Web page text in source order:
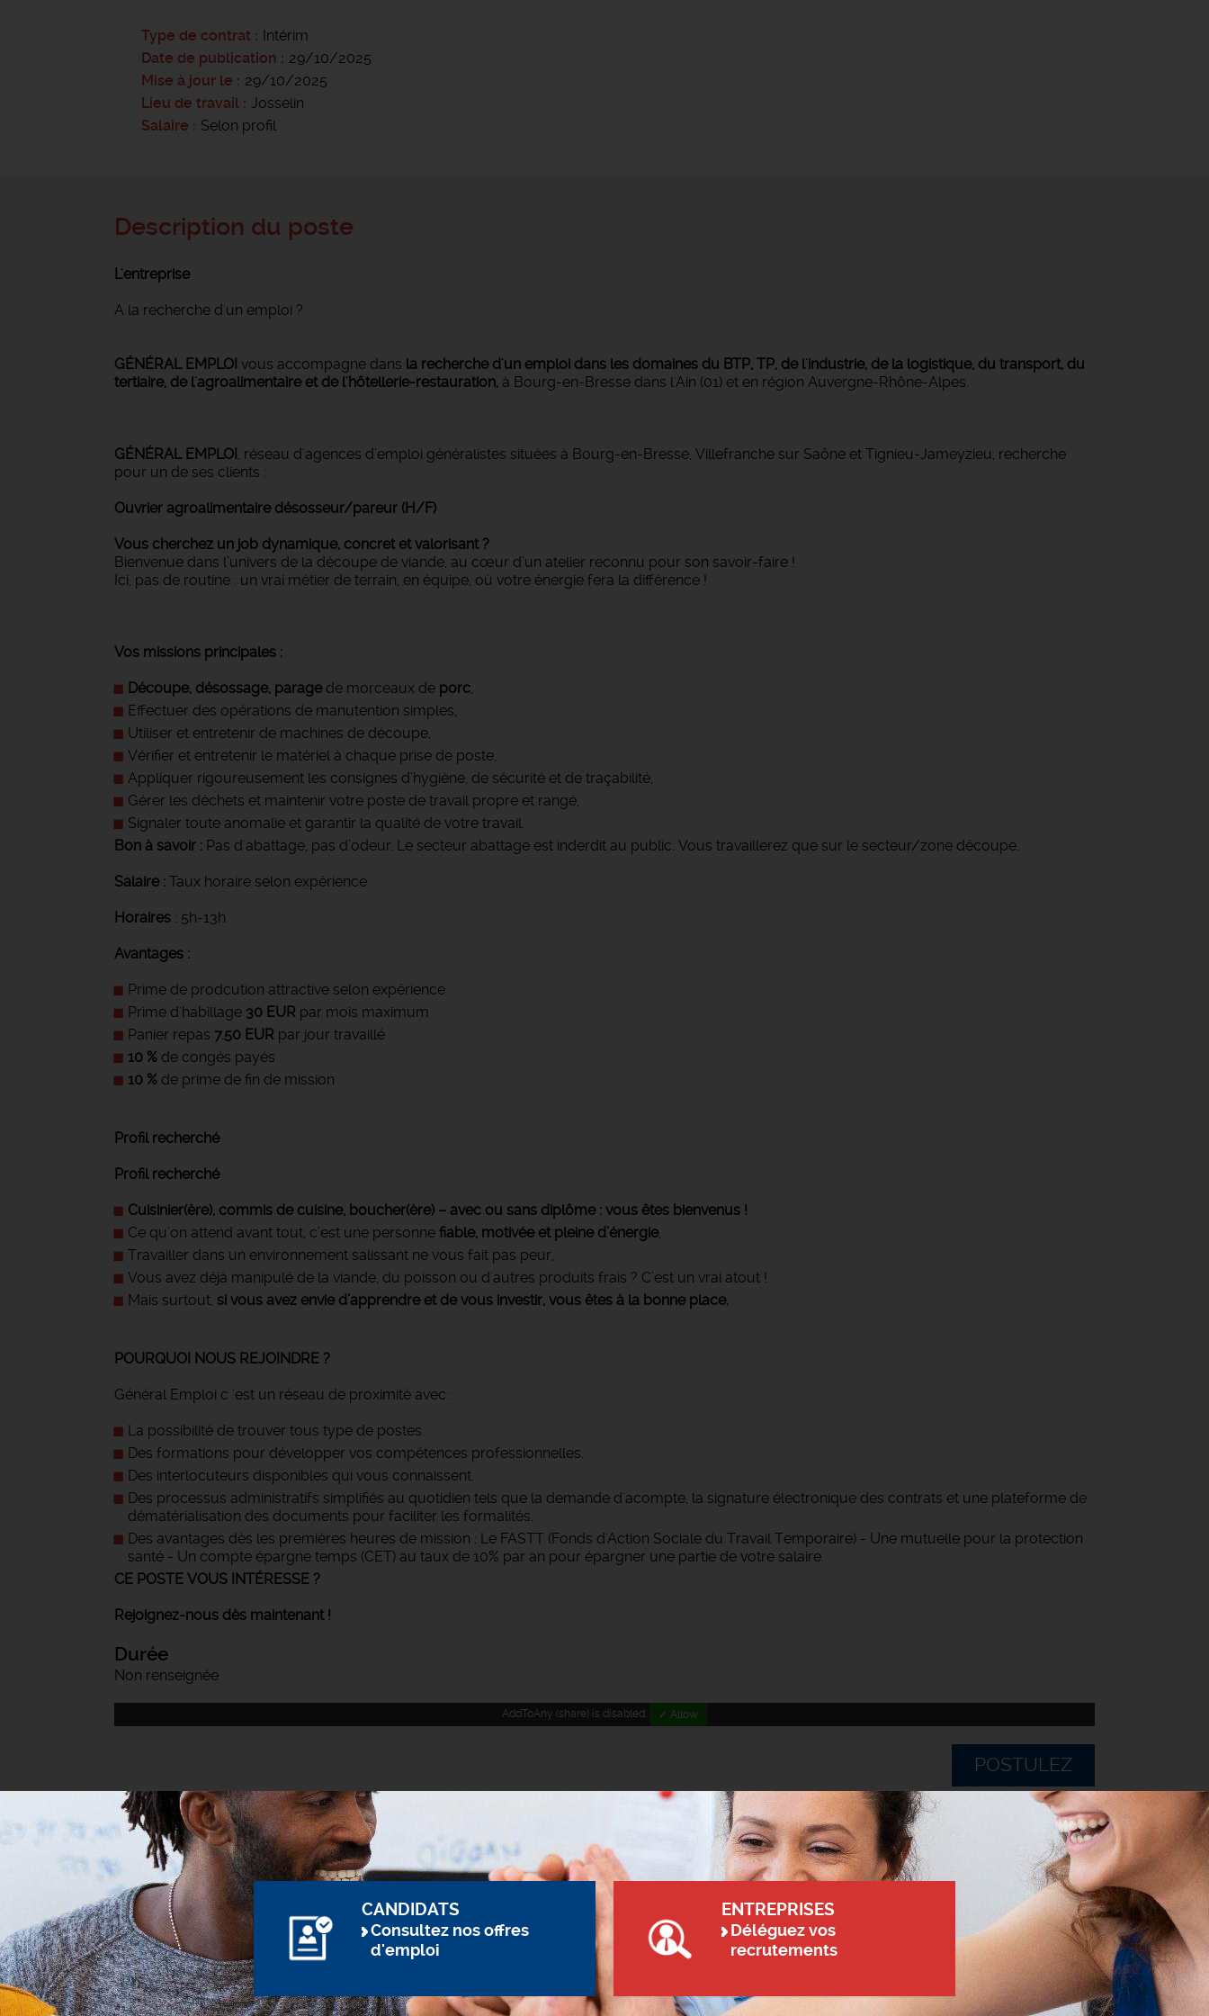
Type de contrat
Intérim
Date de publication
29/10/2025
Mise à jour le
29/10/2025
Lieu de travail
Josselin
Salaire
Selon profil
Description du poste
L'entreprise
A la recherche d'un emploi ?
GÉNÉRAL EMPLOI vous accompagne dans la recherche d'un emploi dans les domaines du BTP, TP, de l'industrie, de la logistique, du transport, du
tertiaire, de l'agroalimentaire et de l'hôtellerie-restauration, à Bourg-en-Bresse dans l'Ain (01) et en région Auvergne-Rhône-Alpes.
GÉNÉRAL EMPLOI , réseau d'agences d’emploi généralistes situées à Bourg-en-Bresse, Villefranche sur Saône et Tignieu-Jameyzieu, recherche
pour un de ses clients :
Ouvrier agroalimentaire désosseur/pareur (H/F)
Vous cherchez un job dynamique, concret et valorisant ?
Bienvenue dans l’univers de la découpe de viande, au cœur d’un atelier reconnu pour son savoir-faire !
Ici, pas de routine : un vrai métier de terrain, en équipe, où votre énergie fera la différence !
Vos missions principales :
Découpe, désossage, paragede morceaux de porc,
Effectuer des opérations de manutention simples,
Utiliser et entretenir de machines de découpe,
Vérifier et entretenir le matériel à chaque prise de poste,
Appliquer rigoureusement les consignes d’hygiène, de sécurité et de traçabilité,
Gérer les déchets et maintenir votre poste de travail propre et rangé,
Signaler toute anomalie et garantir la qualité de votre travail.
Bon à savoir : Pas d'abattage, pas d’odeur. Le secteur abattage est inderdit au public. Vous travaillerez que sur le secteur/zone découpe.
Salaire : Taux horaire selon expérience
Horaires : 5h-13h
Avantages :
Prime de prodcution attractive selon expérience
Prime d'habillage 30 EUR par mois maximum
Panier repas 7.50 EUR par jour travaillé
10 % de congés payés
10 % de prime de fin de mission
Profil recherché
Profil recherché
Cuisinier(ère), commis de cuisine, boucher(ère) – avec ou sans diplôme : vous êtes bienvenus !
Ce qu’on attend avant tout, c’est une personne fiable, motivée et pleine d’énergie,
Travailler dans un environnement salissant ne vous fait pas peur,
Vous avez déjà manipulé de la viande, du poisson ou d'autres produits frais ? C’est un vrai atout !
Mais surtout, si vous avez envie d’apprendre et de vous investir, vous êtes à la bonne place.
POURQUOI NOUS REJOINDRE ?
Général Emploi c 'est un réseau de proximité avec :
La possibilité de trouver tous type de postes.
Des formations pour développer vos compétences professionnelles.
Des interlocuteurs disponibles qui vous connaissent.
Des processus administratifs simplifiés au quotidien tels que la demande d'acompte, la signature électronique des contrats et une plateforme de
dématérialisation des documents pour faciliter les formalités.
Des avantages dès les premières heures de mission : Le FASTT (Fonds d'Action Sociale du Travail Temporaire) - Une mutuelle pour la protection
santé - Un compte épargne temps (CET) au taux de 10% par an pour épargner une partie de votre salaire.
CE POSTE VOUS INTÉRESSE ?
Rejoignez-nous dès maintenant !
Durée
Non renseignée
AddToAny (share) is disabled. ✓ Allow
POSTULEZ
CANDIDATS
Consultez nos offres
d'emploi
ENTREPRISES
Déléguez vos
recrutements